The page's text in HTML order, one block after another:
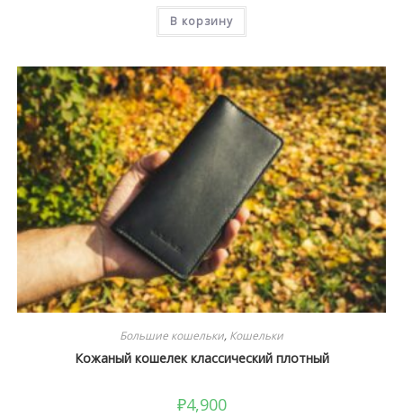
В корзину
Большие кошельки, Кошельки
Кожаный кошелек классический плотный
₽4,900